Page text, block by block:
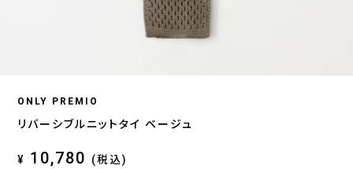
ONLY PREMIO
リバーシブルニットタイ ベージュ
¥ 10,780 (税込)